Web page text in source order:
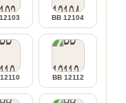
BB 12104
BB 12112